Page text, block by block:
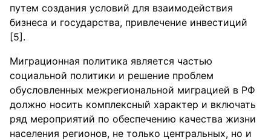
путем создания условий для взаимодействия
бизнеса и государства, привлечение инвестиций
[5].
Миграционная политика является частью
социальной политики и решение проблем
обусловленных межрегиональной миграцией в РФ
должно носить комплексный характер и включать
ряд мероприятий по обеспечению качества жизни
населения регионов, не только центральных, но и